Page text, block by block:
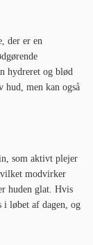
der er en
hydreret og blød
men kan også
som aktivt plejer
modvirker
huden glat. Hvis
i løbet af dagen, og